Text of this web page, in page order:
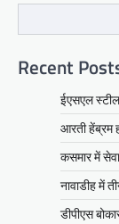
Recent
ईएसएल स्टील
आरती हेंब्रम
कसमार में
नावाडीह में
डीपीएस